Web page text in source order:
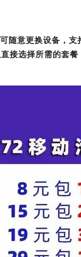
随意更换设备，
接选择所需的套